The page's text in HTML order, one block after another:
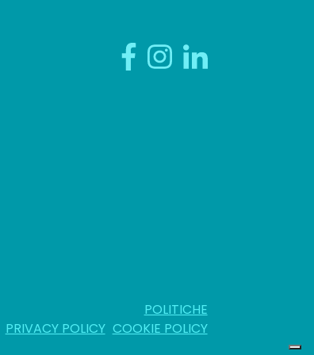
POLITICHE
PRIVACY POLICY COOKIE POLICY